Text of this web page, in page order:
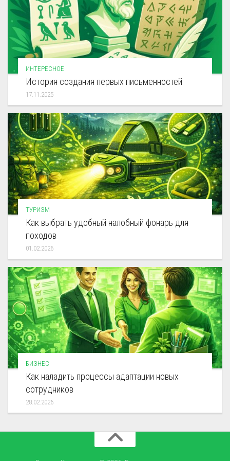
ИНТЕРЕСНОЕ
История создания первых письменностей
17.11.2025
ТУРИЗМ
Как выбрать удобный налобный фонарь для
походов
01.02.2026
БИЗНЕС
Как наладить процессы адаптации новых
сотрудников
28.02.2026